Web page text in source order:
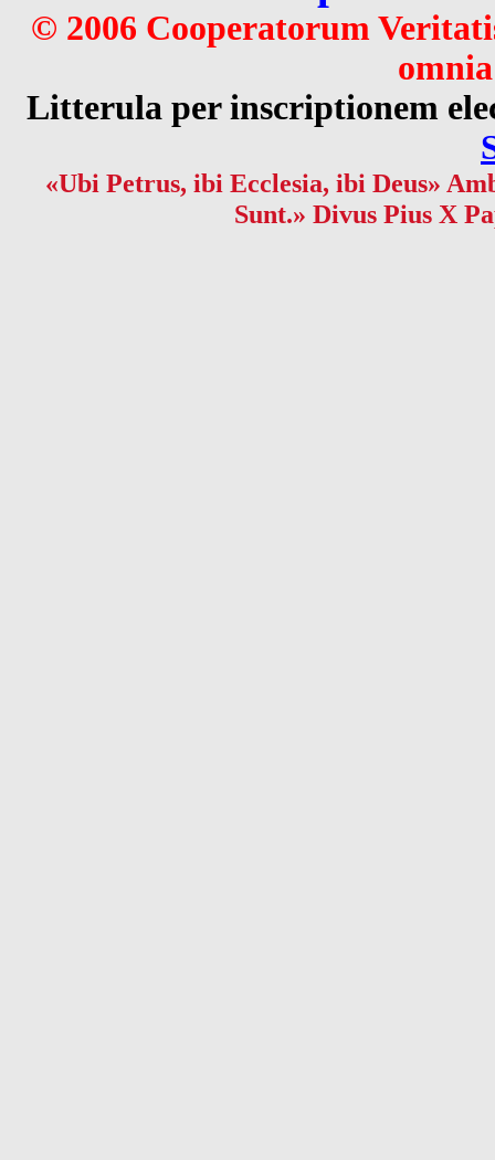
© 2006 Cooperatorum
Litterula per inscriptionem
«Ubi Petrus, ibi Ecclesia, ibi Deus»
Sunt.» Divus Pius X